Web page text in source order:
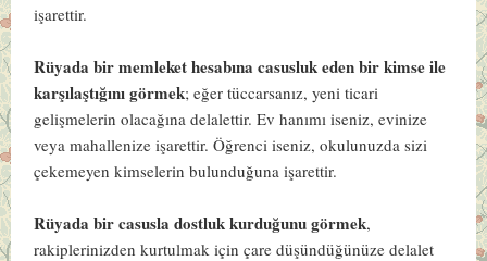
işarettir.
Rüyada bir memleket hesabına casusluk eden bir kimse ile
karşılaştığını görmek; eğer tüccarsanız, yeni ticari
gelişmelerin olacağına delalettir. Ev hanımı iseniz, evinize
veya mahallenize işarettir. Öğrenci iseniz, okulunuzda sizi
çekemeyen kimselerin bulunduğuna işarettir.
Rüyada bir casusla dostluk kurduğunu görmek,
rakiplerinizden kurtulmak için çare düşündüğünüze delalet